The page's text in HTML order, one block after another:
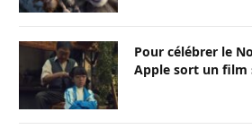
Pour célébrer le
Apple sort un film